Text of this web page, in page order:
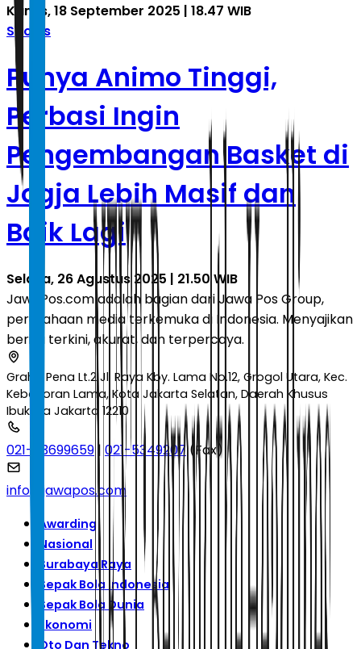
Kamis, 18 September 2025 | 18.47 WIB
Sports
Punya Animo Tinggi,
Perbasi Ingin
Pengembangan Basket di
Jogja Lebih Masif dan
Baik Lagi
Selasa, 26 Agustus 2025 | 21.50 WIB
JawaPos.com adalah bagian dari Jawa Pos Group,
perusahaan media terkemuka di Indonesia. Menyajikan
berita terkini, akurat, dan terpercaya.
Graha Pena Lt.2 Jl. Raya Kby. Lama No.12, Grogol Utara, Kec.
Kebayoran Lama, Kota Jakarta Selatan, Daerah Khusus
Ibukota Jakarta 12210
021-53699659 | 021-5349207(Fax)
info@jawapos.com
Awarding
Nasional
Surabaya Raya
Sepak Bola Indonesia
Sepak Bola Dunia
Ekonomi
Oto Dan Tekno